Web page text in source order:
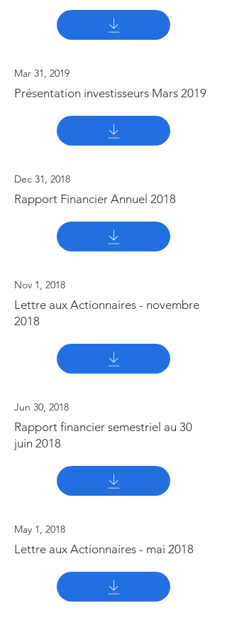
Mar 31, 2019
Présentation investisseurs Mars 2019
Dec 31, 2018
Rapport Financier Annuel 2018
Nov 1, 2018
Lettre aux Actionnaires - novembre
2018
Jun 30, 2018
Rapport financier semestriel au 30
juin 2018
May 1, 2018
Lettre aux Actionnaires - mai 2018